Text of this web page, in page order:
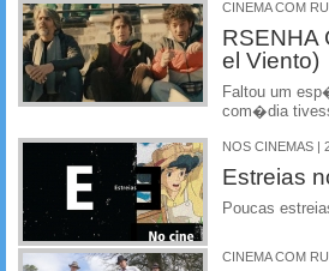
CINEMA COM
el Viento)
Faltou um
com�dia
NOS CINEMAS |
Estreias
Poucas
CINEMA COM